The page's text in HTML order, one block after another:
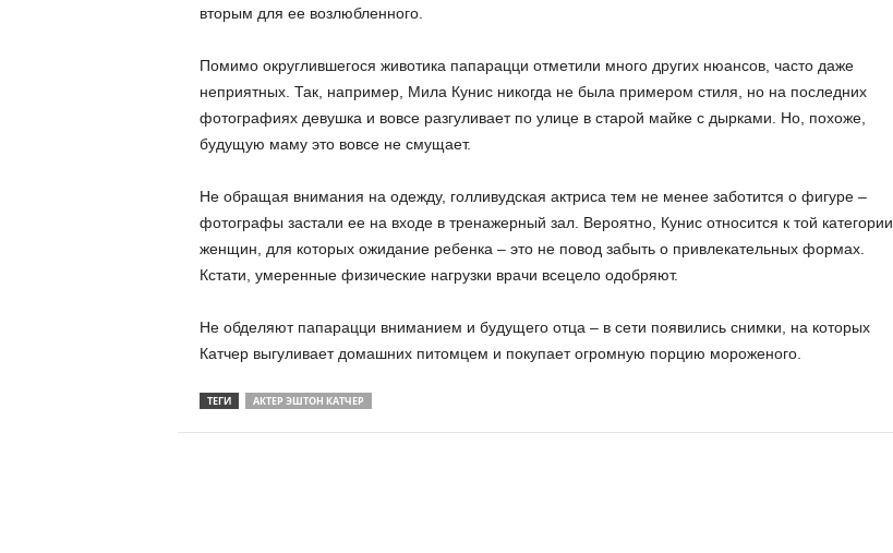
вторым для ее возлюбленного.
Помимо округлившегося животика папарацци отметили много других нюансов, часто даже
неприятных. Так, например, Мила Кунис никогда не была примером стиля, но на последних
фотографиях девушка и вовсе разгуливает по улице в старой майке с дырками. Но, похоже,
будущую маму это вовсе не смущает.
Не обращая внимания на одежду, голливудская актриса тем не менее заботится о фигуре –
фотографы застали ее на входе в тренажерный зал. Вероятно, Кунис относится к той категории
женщин, для которых ожидание ребенка – это не повод забыть о привлекательных формах.
Кстати, умеренные физические нагрузки врачи всецело одобряют.
Не обделяют папарацци вниманием и будущего отца – в сети появились снимки, на которых
Катчер выгуливает домашних питомцем и покупает огромную порцию мороженого.
ТЕГИ АКТЕР ЭШТОН КАТЧЕР